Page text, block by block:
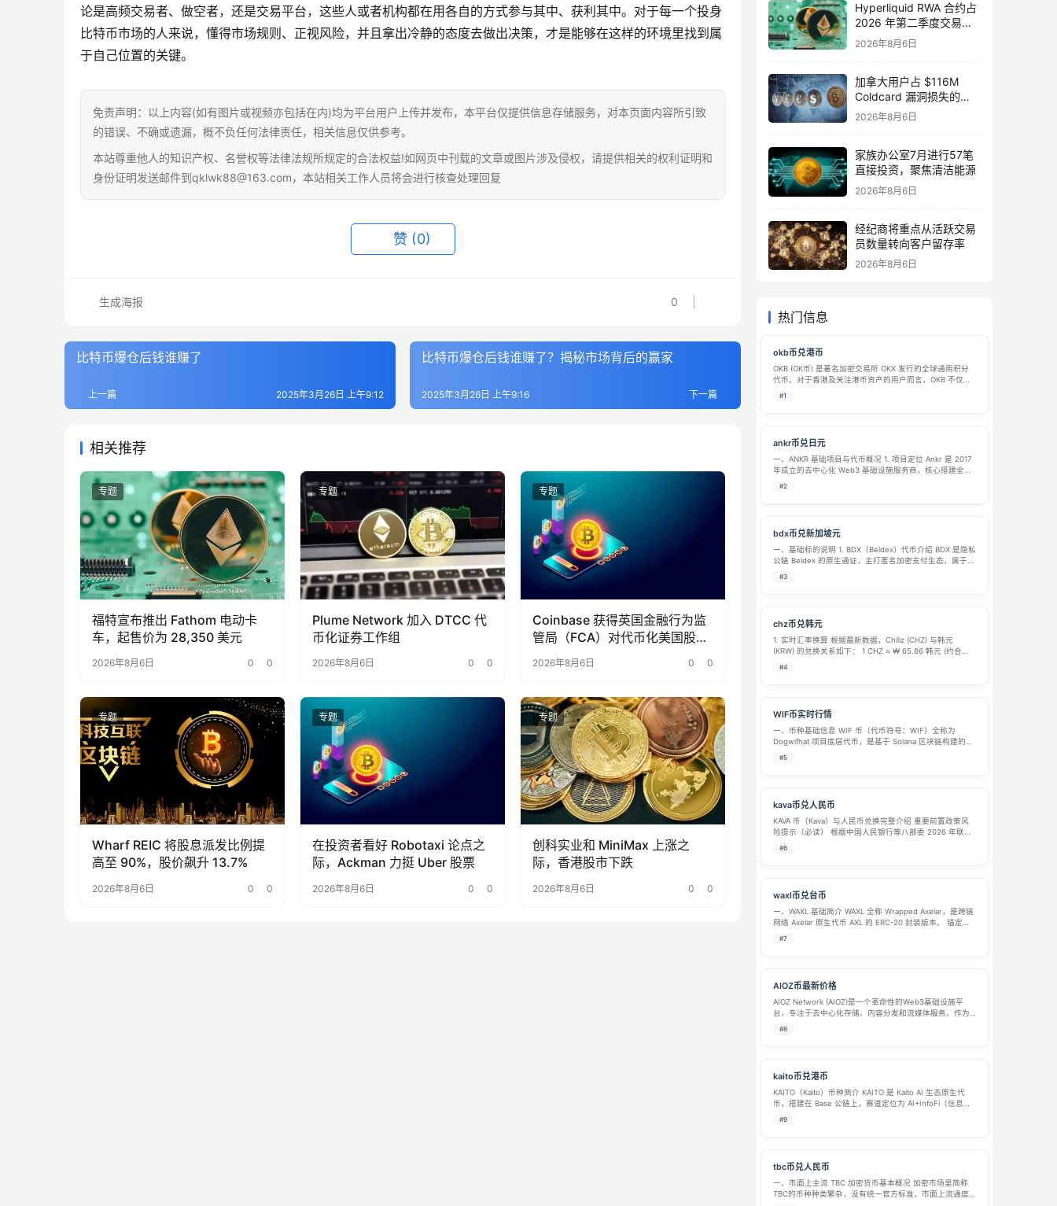
论是高频交易者、做空者，还是交易平台，这些人或者机构都在用各自的方式参与其中、获利其中。对于每一个投身
比特币市场的人来说，懂得市场规则、正视风险，并且拿出冷静的态度去做出决策，才是能够在这样的环境里找到属
于自己位置的关键。
免责声明：以上内容(如有图片或视频亦包括在内)均为平台用户上传并发布，本平台仅提供信息存储服务，对本页面内容所引致
的错误、不确或遗漏，概不负任何法律责任，相关信息仅供参考。
本站尊重他人的知识产权、名誉权等法律法规所规定的合法权益!如网页中刊载的文章或图片涉及侵权，请提供相关的权利证明和
身份证明发送邮件到qklwk88@163.com，本站相关工作人员将会进行核查处理回复
赞 (0)
0
生成海报
比特币爆仓后钱谁赚了
上一篇 2025年3月26日 上午9:12
比特币爆仓后钱谁赚了？揭秘市场背后的赢家
下一篇
2025年3月26日 上午9:16
相关推荐
专题
福特宣布推出 Fathom 电动卡
车，起售价为 28,350 美元
2026年8月6日 0 0
专题
Plume Network 加入 DTCC 代
币化证券工作组
2026年8月6日 0 0
专题
Coinbase 获得英国金融行为监
管局（FCA）对代币化美国股票
的全面授权
2026年8月6日 0 0
专题
Wharf REIC 将股息派发比例提
高至 90%，股价飙升 13.7%
2026年8月6日 0 0
专题
在投资者看好 Robotaxi 论点之
际，Ackman 力挺 Uber 股票
2026年8月6日 0 0
专题
创科实业和 MiniMax 上涨之
际，香港股市下跌
2026年8月6日 0 0
Hyperliquid RWA 合约占
2026 年第二季度交易活
动的 32%
2026年8月6日
加拿大用户占 $116M
Coldcard 漏洞损失的
25%
2026年8月6日
家族办公室7月进行57笔
直接投资，聚焦清洁能源
2026年8月6日
经纪商将重点从活跃交易
员数量转向客户留存率
2026年8月6日
热门信息
okb币兑港币
OKB (OK币) 是著名加密交易所 OKX 发行的全球通用积分
代币。对于香港及关注港币资产的用户而言，OKB 不仅是
一个交易对，更是一张进入 Web3 世界的“数字通行证”。
#1
ankr币兑日元
一、ANKR 基础项目与代币概况 1. 项目定位 Ankr 是 2017
年成立的去中心化 Web3 基础设施服务商，核心搭建全球
分布式节点网络，主打跨链 RPC 节点接入、流动性质押服
#2
bdx币兑新加坡元
一、基础标的说明 1. BDX（Beldex）代币介绍 BDX 是隐私
公链 Beldex 的原生通证，主打匿名加密支付生态，属于隐
私类加密货币： 核心技术：基于 CryptoNote 底层，搭载
#3
chz币兑韩元
1. 实时汇率换算 根据最新数据，Chiliz (CHZ) 与韩元
(KRW) 的兑换关系如下： 1 CHZ ≈ ₩ 65.86 韩元 (约合
0.01518 CHZ)。 100 CHZ ≈ ₩ 6,586.00 韩元。 注：加密
#4
WIF币实时行情
一、币种基础信息​ WIF 币（代币符号：WIF）全称为
Dogwifhat 项目底层代币，是基于 Solana 区块链构建的社
区驱动型迷因代币，于 2023 年 12 月正式推出，2024 年
#5
kava币兑人民币
KAVA 币（Kava）与人民币兑换完整介绍 重要前置政策风
险提示（必读） 根据中国人民银行等八部委 2026 年联合
发文规定：虚拟货币不具备法定货币地位，境内任何虚拟
#6
waxl币兑台币
一、WAXL 基础简介 WAXL 全称 Wrapped Axelar，是跨链
网络 Axelar 原生代币 AXL 的 ERC-20 封装版本。 锚定机
制：1 枚 WAXL 永久 1:1 锚定原生 AXL，用户可通过 Axelar
#7
AIOZ币最新价格
AIOZ Network (AIOZ)是一个革命性的Web3基础设施平
台，专注于去中心化存储、内容分发和流媒体服务。作为”
区块链界的CDN”，AIOZ利用全球节点网络重构数字内容的
#8
kaito币兑港币
KAITO（Kaito）币种简介 KAITO 是 Kaito AI 生态原生代
币，搭建在 Base 公链上，赛道定位为 AI+InfoFi（信息金
融）。 项目依托 AI 聚合全网 Web3 资讯、舆情数据，打
#9
tbc币兑人民币
一、市面上主流 TBC 加密货币基本概况 加密市场里简称
TBC的币种种类繁杂，没有统一官方标准，市面上流通度